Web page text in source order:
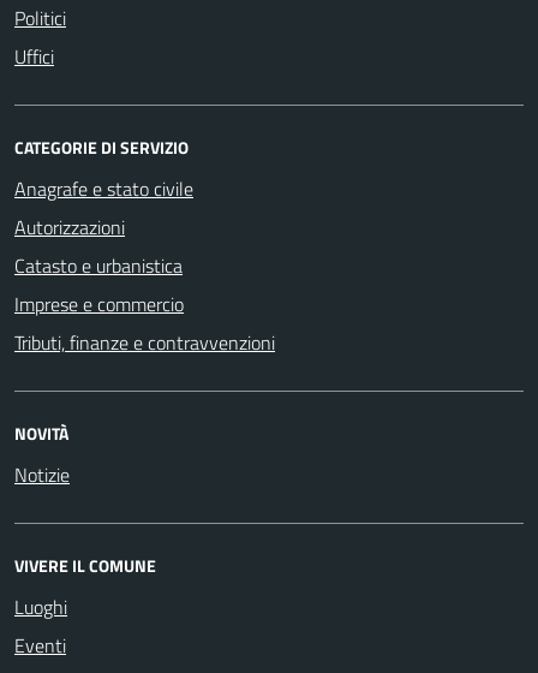
Politici
Uffici
CATEGORIE DI SERVIZIO
Anagrafe e stato civile
Autorizzazioni
Catasto e urbanistica
Imprese e commercio
Tributi, finanze e contravvenzioni
NOVITÀ
Notizie
VIVERE IL COMUNE
Luoghi
Eventi